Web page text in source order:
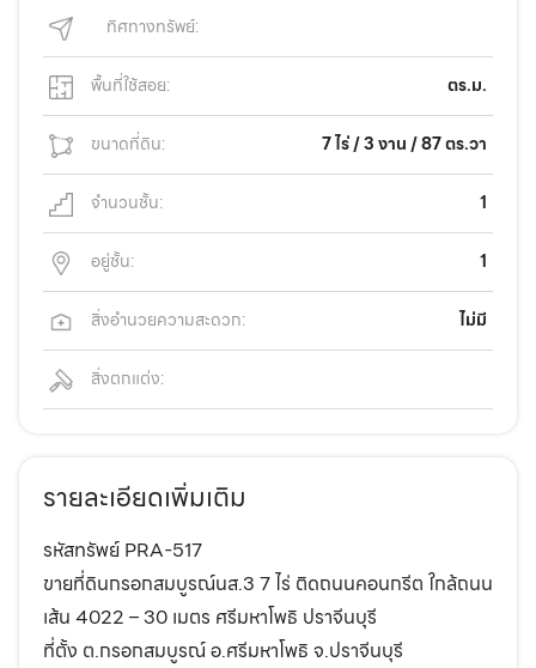
ทิศทางทรัพย์:
พื้นที่ใช้สอย: ตร.ม.
ขนาดที่ดิน: 7 ไร่ / 3 งาน / 87 ตร.วา
จำนวนชั้น: 1
อยู่ชั้น: 1
สิ่งอำนวยความสะดวก: ไม่มี
สิ่งตกแต่ง:
รายละเอียดเพิ่มเติม
รหัสทรัพย์ PRA-517
ขายที่ดินกรอกสมบูรณ์นส.3 7 ไร่ ติดถนนคอนกรีต ใกล้ถนน
เส้น 4022 – 30 เมตร ศรีมหาโพธิ ปราจีนบุรี
ที่ตั้ง ต.กรอกสมบูรณ์ อ.ศรีมหาโพธิ จ.ปราจีนบุรี